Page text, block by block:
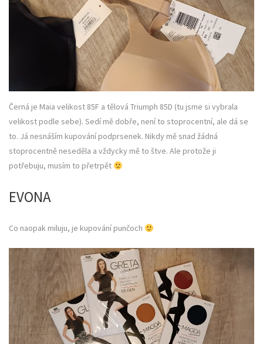
Černá je Maia velikost 85F a tělová Triumph 85D (tu jsme si vybrala
velikost podle sebe). Sedí mě dobře, není to stoprocentní, ale dá se
to. Já nesnáším kupování podprsenek. Nikdy mě snad žádná
stoprocentně neseděla a vždycky mě to štve. Ale protože ji
potřebuju, musím to přetrpět
EVONA
Co naopak miluju, je kupování punčoch